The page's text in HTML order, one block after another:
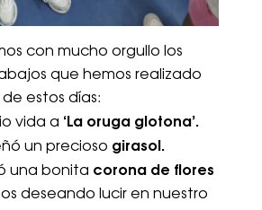
con mucho orgullo los
que hemos realizado
estos días:
vida a ‘La oruga glotona’.
un precioso girasol.
una bonita corona de flores
deseando lucir en nuestro